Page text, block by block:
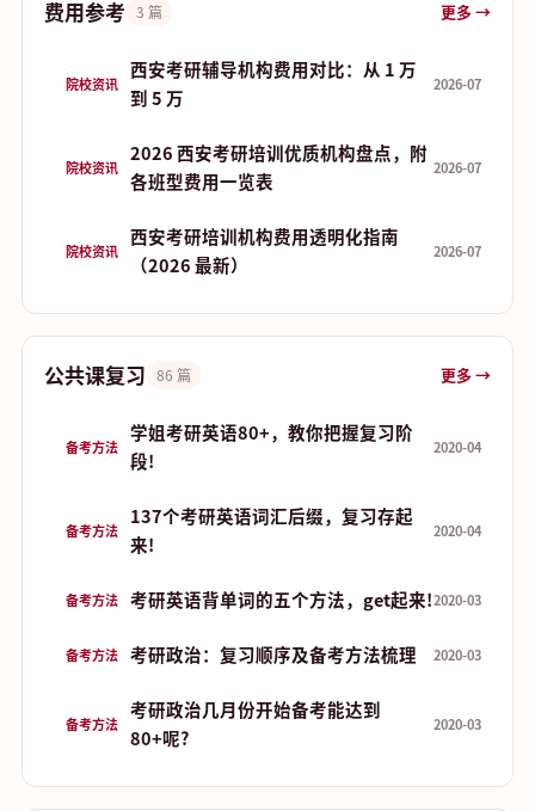
费用参考 3 篇 更多 →
院校资讯
西安考研辅导机构费用对比：从 1 万
到 5 万
2026-07
院校资讯
2026 西安考研培训优质机构盘点，附
各班型费用一览表
2026-07
院校资讯
西安考研培训机构费用透明化指南
（2026 最新）
2026-07
公共课复习 86 篇 更多 →
备考方法
学姐考研英语80+，教你把握复习阶
段!
2020-04
备考方法
137个考研英语词汇后缀，复习存起
来!
2020-04
备考方法 考研英语背单词的五个方法，get起来!2020-03
备考方法 考研政治：复习顺序及备考方法梳理 2020-03
备考方法
考研政治几月份开始备考能达到
80+呢?
2020-03